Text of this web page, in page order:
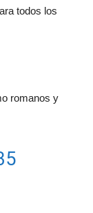
todos los
romanos y